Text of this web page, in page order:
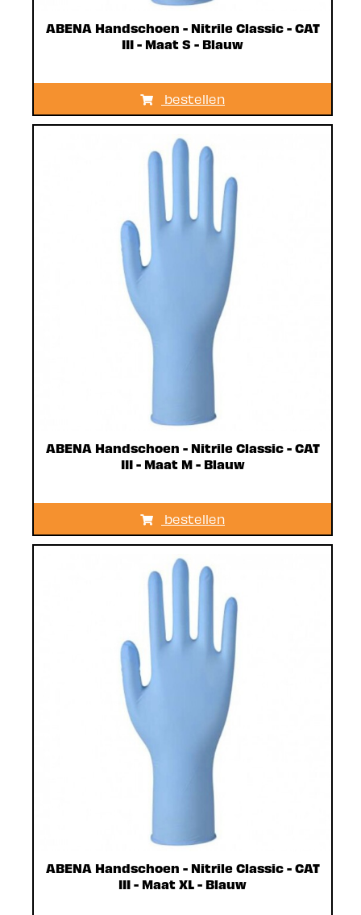
ABENA Handschoen - Nitrile Classic - CAT
III - Maat S - Blauw
bestellen
ABENA Handschoen - Nitrile Classic - CAT
III - Maat M - Blauw
bestellen
ABENA Handschoen - Nitrile Classic - CAT
III - Maat XL - Blauw